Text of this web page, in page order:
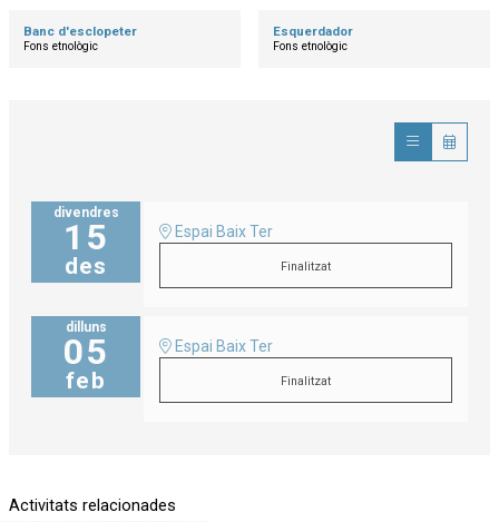
Banc d'esclopeter
Fons etnològic
Esquerdador
Fons etnològic
divendres
15
des
Espai Baix Ter
Finalitzat
dilluns
05
feb
Espai Baix Ter
Finalitzat
Activitats relacionades